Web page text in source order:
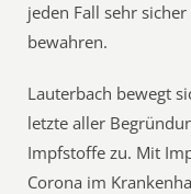
jeden Fall sehr
bewahren.
Lauterbach bewegt
letzte aller
Impfstoffe zu. Mit
Corona im